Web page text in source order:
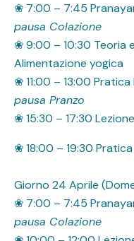
❀ 7:00 – 7:45
pausa Colazione
❀ 9:00 – 10:30 Teoria
Alimentazione yogica
❀ 11:00 – 13:00
pausa Pranzo
❀ 15:30 – 17:30
❀ 18:00 – 19:30
Giorno 24 Aprile
❀ 7:00 – 7:45
pausa Colazione